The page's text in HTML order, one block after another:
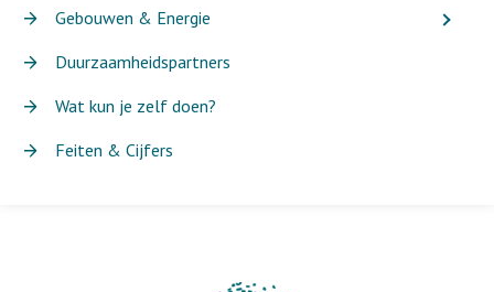
Gebouwen & Energie
Duurzaamheidspartners
Wat kun je zelf doen?
Feiten & Cijfers